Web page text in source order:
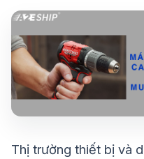
Thị trường thiết bị và